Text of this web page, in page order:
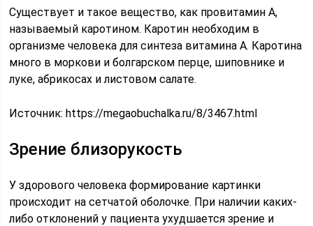
Существует и такое вещество, как провитамин А,
называемый каротином. Каротин необходим в
организме человека для синтеза витамина А. Каротина
много в моркови и болгарском перце, шиповнике и
луке, абрикосах и листовом салате.
Источник:https://megaobuchalka.ru/8/3467.html
Зрение близорукость
У здорового человека формирование картинки
происходит на сетчатой оболочке. При наличии каких-
либо отклонений у пациента ухудшается зрение и